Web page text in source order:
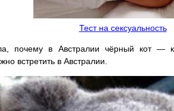
Тест на сексуальность
почему в Австралии чёрный кот —
встретить в Австралии.